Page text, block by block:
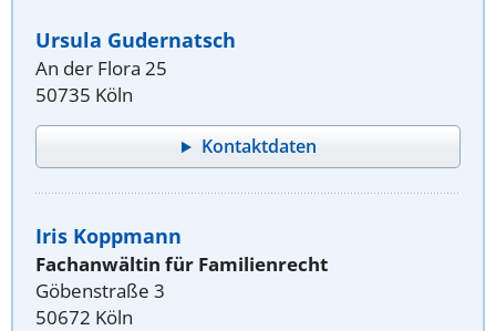
Ursula Gudernatsch
An der Flora 25
50735 Köln
Kontaktdaten
Iris Koppmann
Fachanwältin für Familienrecht
Göbenstraße 3
50672 Köln